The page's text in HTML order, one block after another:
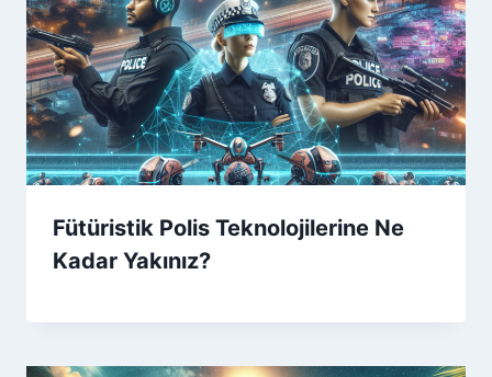
Fütüristik Polis Teknolojilerine Ne
Kadar Yakınız?